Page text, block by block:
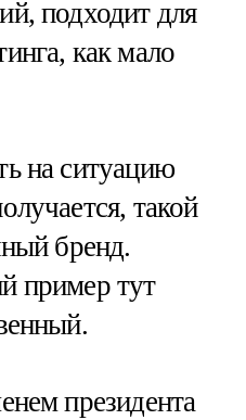
подходит для
как мало
на ситуацию
такой
бренд.
пример тут
президента